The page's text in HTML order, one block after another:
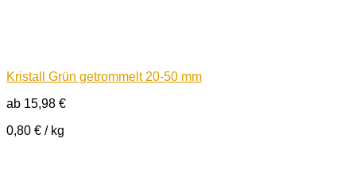
Kristall Grün getrommelt 20-50 mm
ab 15,98 €
0,80 € / kg